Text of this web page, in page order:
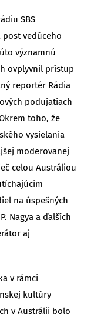
SBS
post vedúceho
významnú
ovplyvnil prístup
reportér Rádia
podujatiach
toho, že
vysielania
moderovanej
celou Austráliou
na úspešných
Nagya a ďalších
aj
v rámci
kultúry
v Austrálii bolo